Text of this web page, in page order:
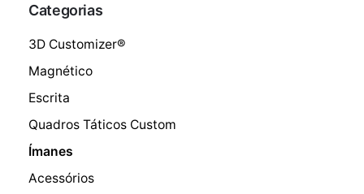
Categorias
3D Customizer®
Magnético
Escrita
Quadros Táticos Custom
Ímanes
Acessórios